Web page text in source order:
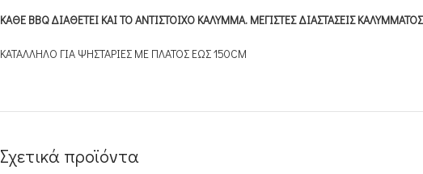
ΚΑΘΕ BBQ ΔΙΑΘΕΤΕΙ ΚΑΙ ΤΟ ΑΝΤΙΣΤΟΙΧΟ ΚΑΛΥΜΜΑ. ΜΕΓΙΣΤΕΣ ΔΙΑΣΤΑΣΕΙΣ
ΚΑΤΑΛΛΗΛΟ ΓΙΑ ΨΗΣΤΑΡΙΕΣ ΜΕ ΠΛΑΤΟΣ ΕΩΣ 150CM
Σχετικά προϊόντα